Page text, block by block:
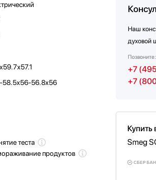
58.5х56-56.8х56
теста
продуктов
Наш
духовой
Позвоните:
+7
+7
Купить
Smeg